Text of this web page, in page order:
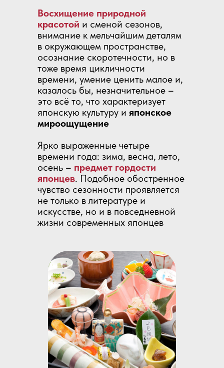
Восхищение природной
красотой и сменой сезонов,
внимание к мельчайшим деталям
в окружающем пространстве,
осознание скоротечности, но в
тоже время цикличности
времени, умение ценить малое и,
казалось бы, незначительное –
это всё то, что характеризует
японскую культуру и японское
мироощущение
Ярко выраженные четыре
времени года: зима, весна, лето,
осень – предмет гордости
японцев. Подобное обостренное
чувство сезонности проявляется
не только в литературе и
искусстве, но и в повседневной
жизни современных японцев